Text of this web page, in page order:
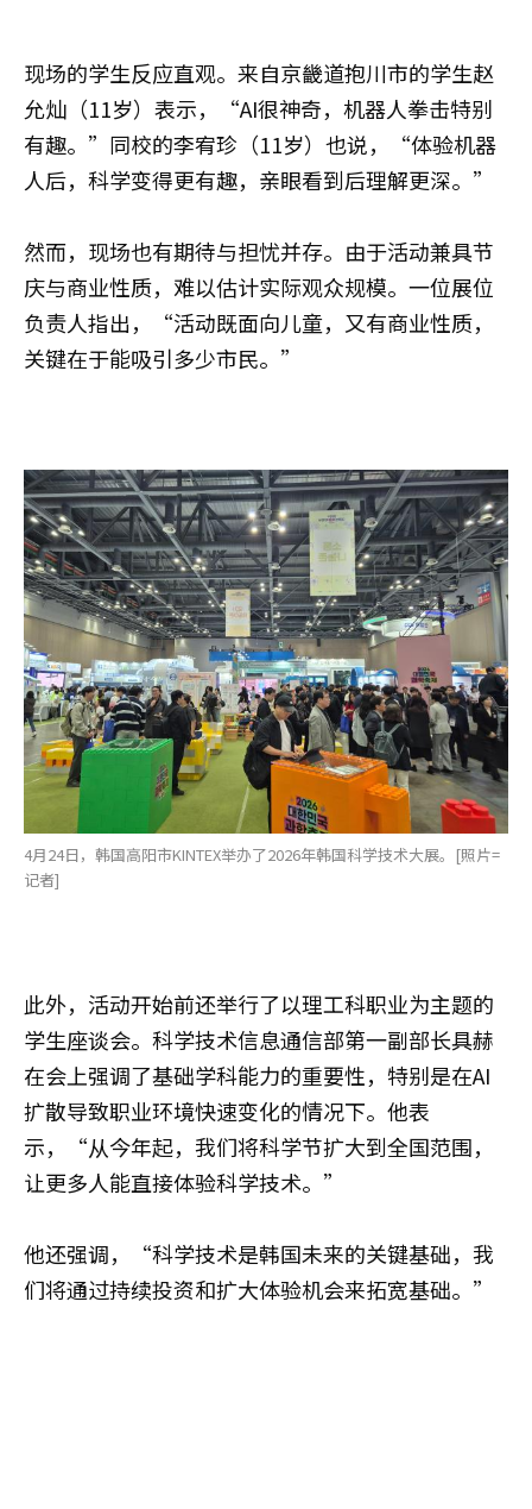
现场的学生反应直观。来自京畿道抱川市的学生赵
允灿（11岁）表示，“AI很神奇，机器人拳击特别
有趣。”同校的李宥珍（11岁）也说，“体验机器
人后，科学变得更有趣，亲眼看到后理解更深。”
然而，现场也有期待与担忧并存。由于活动兼具节
庆与商业性质，难以估计实际观众规模。一位展位
负责人指出，“活动既面向儿童，又有商业性质，
关键在于能吸引多少市民。”
4月24日，韩国高阳市KINTEX举办了2026年韩国科学技术大展。[照片=
记者]
此外，活动开始前还举行了以理工科职业为主题的
学生座谈会。科学技术信息通信部第一副部长具赫
在会上强调了基础学科能力的重要性，特别是在AI
扩散导致职业环境快速变化的情况下。他表
示，“从今年起，我们将科学节扩大到全国范围，
让更多人能直接体验科学技术。”
他还强调，“科学技术是韩国未来的关键基础，我
们将通过持续投资和扩大体验机会来拓宽基础。”